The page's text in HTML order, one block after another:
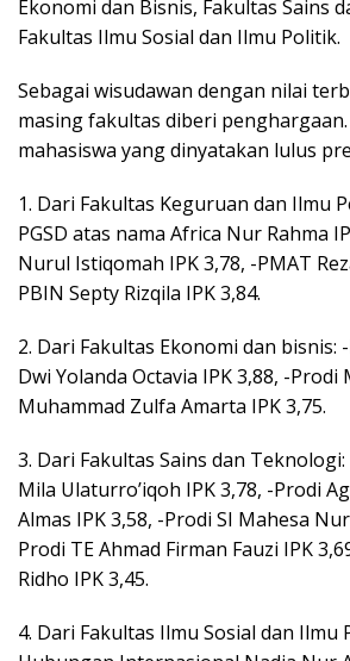
Ekonomi dan Bisnis, Fakultas Sains
Fakultas Ilmu Sosial dan Ilmu Politik.
Sebagai wisudawan dengan nilai
masing fakultas diberi
mahasiswa yang dinyatakan lulus
1. Dari Fakultas Keguruan dan Ilmu
PGSD atas nama Africa Nur Rahma
Nurul Istiqomah IPK 3,78, -PMAT
PBIN Septy Rizqila IPK 3,84.
2. Dari Fakultas Ekonomi dan bisnis:
Dwi Yolanda Octavia IPK 3,88, -Prodi
Muhammad Zulfa Amarta IPK 3,75.
3. Dari Fakultas Sains dan
Mila Ulaturro’iqoh IPK 3,78, -Prodi
Almas IPK 3,58, -Prodi SI Mahesa
Prodi TE Ahmad Firman Fauzi IPK
Ridho IPK 3,45.
4. Dari Fakultas Ilmu Sosial dan Ilmu